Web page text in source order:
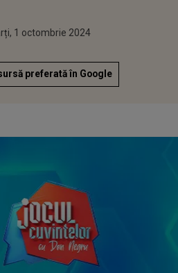
2 octombrie 2023
1 octombrie 2024
preferată în Google